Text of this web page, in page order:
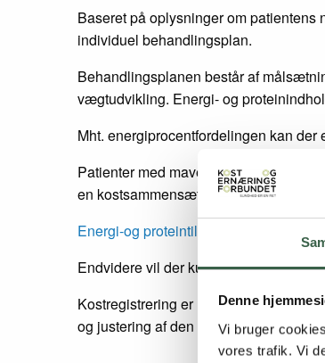
Denne
Vi bruger
vores trafik. Vi
Baseret på oplysninger om
individuel behandlingsplan.
Behandlingsplanen består af
vægtudvikling. Energi- og
Mht. energiprocentfordelingen kan der
Patienter med mave-/tarmsygdomme
en kostsammensætning, der sikrer, at
Energi-og proteintilskud
Endvidere vil der kunne blive behov
Kostregistrering er nødvendig som
og justering af den iværksatte